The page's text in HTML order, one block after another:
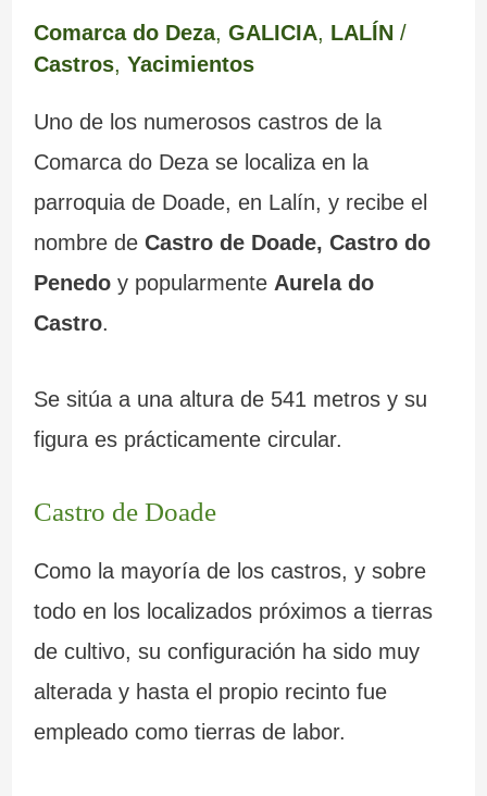
Comarca do Deza, GALICIA, LALÍN /
Castros, Yacimientos
Uno de los numerosos castros de la
Comarca do Deza se localiza en la
parroquia de Doade, en Lalín, y recibe el
nombre de Castro de Doade, Castro do
Penedoy popularmente Aurela do
Castro.
Se sitúa a una altura de 541 metros y su
figura es prácticamente circular.
Castro de Doade
Como la mayoría de los castros, y sobre
todo en los localizados próximos a tierras
de cultivo, su configuración ha sido muy
alterada y hasta el propio recinto fue
empleado como tierras de labor.